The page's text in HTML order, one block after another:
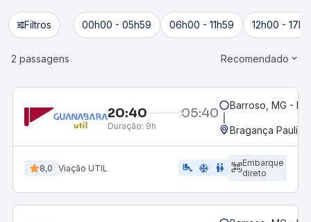
Filtros 00h00 - 05h59 06h00 - 11h59 12h00 -
2 passagens Recomendado
20:40 05:40
Duração: 9h
Barroso, MG -
Bragança
8,0 Viação UTIL airline_seat_legroom_extra ac_unit WC
Embarque
direto